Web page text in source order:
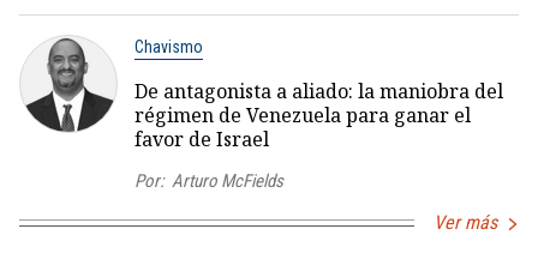
Chavismo
De antagonista a aliado: la maniobra del
régimen de Venezuela para ganar el
favor de Israel
Por: Arturo McFields
Ver más